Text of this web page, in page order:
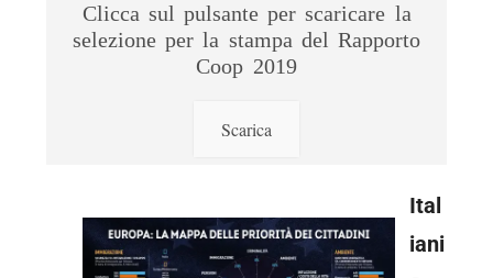
Clicca sul pulsante per scaricare la
selezione per la stampa del Rapporto
Coop 2019
Scarica
Ital
iani